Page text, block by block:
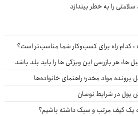
را به خطر بیندازد
: کدام راه برای کسب‌وکار شما مناسب‌تر است؟
ها: هر بازرسی این ویژگی ها را باید بلد باشد
پول در شرایط نوسان
یک کیف مرتب و سبک داشته باشیم؟